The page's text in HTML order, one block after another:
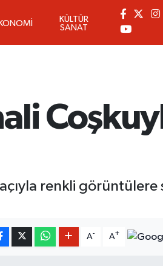
KÜLTÜR
SANAT
renkli görüntülere
A- A+